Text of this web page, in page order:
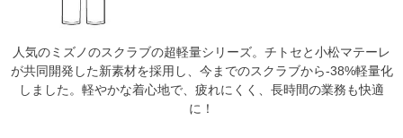
人気のミズノのスクラブの超軽量シリーズ。チトセと小松マテーレ
が共同開発した新素材を採用し、今までのスクラブから-38%軽量化
しました。軽やかな着心地で、疲れにくく、長時間の業務も快適
に！